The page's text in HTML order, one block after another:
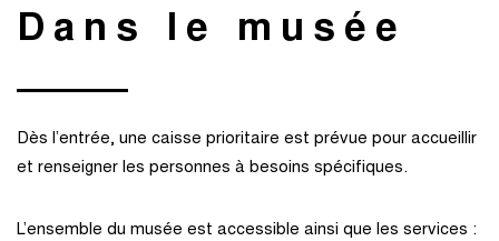
Dans le musée
Dès l’entrée, une caisse prioritaire est prévue pour accueillir
et renseigner les personnes à besoins spécifiques.
L’ensemble du musée est accessible ainsi que les services :